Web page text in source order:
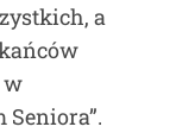
a
w
Seniora”.